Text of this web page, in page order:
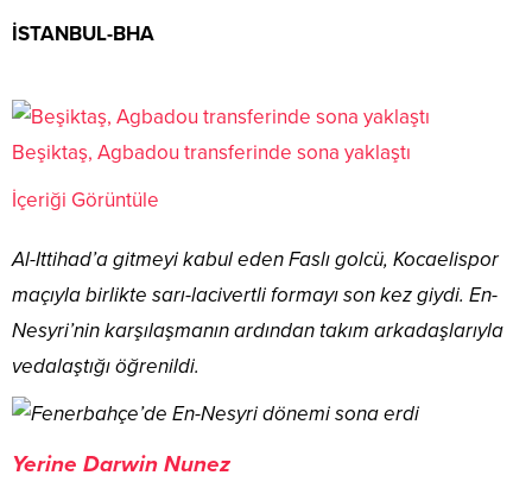
İSTANBUL-BHA
Beşiktaş, Agbadou transferinde sona yaklaştı
İçeriği Görüntüle
Al-Ittihad’a gitmeyi kabul eden Faslı golcü, Kocaelispor
maçıyla birlikte sarı-lacivertli formayı son kez giydi. En-
Nesyri’nin karşılaşmanın ardından takım arkadaşlarıyla
vedalaştığı öğrenildi.
Yerine Darwin Nunez